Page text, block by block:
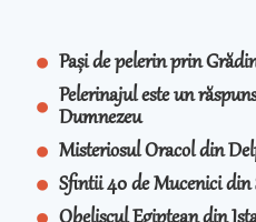
Pași de pelerin prin
Pelerinajul este un
Dumnezeu
Misteriosul Oracol din
Sfintii 40 de Mucenici din